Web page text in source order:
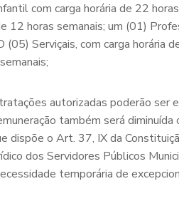
com carga horária de 22
12 horas semanais; um (01)
(05) Serviçais, com carga
autorizadas poderão ser
também será
dispõe o Art. 37, IX da
dos Servidores Públicos
temporária de